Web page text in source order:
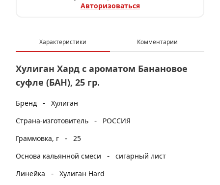
Авторизоваться
Характеристики Комментарии
Хулиган Хард с ароматом Банановое
суфле (БАН), 25 гр.
Бренд - Хулиган
Страна-изготовитель
-
РОССИЯ
Граммовка, г
- 25
Основа кальянной смеси
- сигарный лист
Линейка
- Хулиган Hard